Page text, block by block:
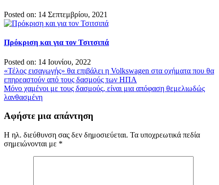
Posted on: 14 Σεπτεμβρίου, 2021
Πρόκριση και για τον Τσιτσιπά
Posted on: 14 Ιουνίου, 2022
Πλοήγηση
άρθρων
«Τέλος εισαγωγής» θα επιβάλει η Volkswagen στα οχήματα που θα
επηρεαστούν από τους δασμούς των ΗΠΑ
Μόνο χαμένοι με τους δασμούς, είναι μια απόφαση θεμελιωδώς
λανθασμένη
Αφήστε μια απάντηση
Η ηλ. διεύθυνση σας δεν δημοσιεύεται. Τα υποχρεωτικά πεδία
σημειώνονται με *